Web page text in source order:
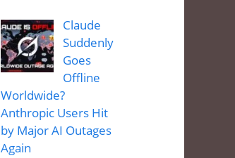
Claude
Suddenly
Goes
Offline
Worldwide?
Anthropic Users Hit
by Major AI Outages
Again